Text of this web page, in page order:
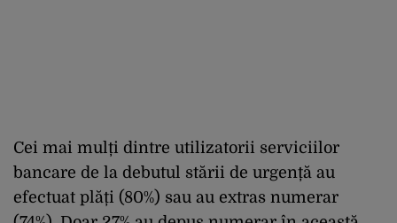
Cei mai mulți dintre utilizatorii serviciilor
bancare de la debutul stării de urgență au
efectuat plăți (80%) sau au extras numerar